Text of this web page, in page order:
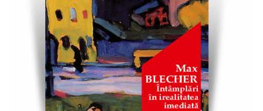
Literatura
Contemporana
Universala
Universala